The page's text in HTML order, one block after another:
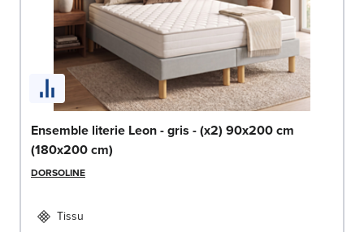
Ensemble literie Leon - gris - (x2) 90x200 cm
(180x200 cm)
DORSOLINE
Tissu